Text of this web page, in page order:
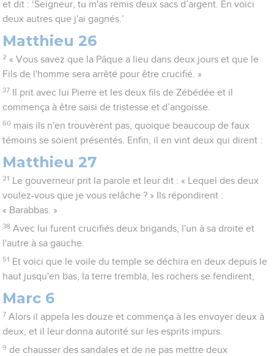
et dit : ‘Seigneur, tu m'as remis deux sacs d’argent. En voici
deux autres que j'ai gagnés.’
Matthieu 26
2 « Vous savez que la Pâque a lieu dans deux jours et que le
Fils de l'homme sera arrêté pour être crucifié. »
37
Il prit avec lui Pierre et les deux fils de Zébédée et il
commença à être saisi de tristesse et d’angoisse.
60 mais ils n'en trouvèrent pas, quoique beaucoup de faux
témoins se soient présentés. Enfin, il en vint deux qui dirent :
Matthieu 27
21
Le gouverneur prit la parole et leur dit : « Lequel des deux
voulez-vous que je vous relâche ? » Ils répondirent :
« Barabbas. »
38 Avec lui furent crucifiés deux brigands, l'un à sa droite et
l'autre à sa gauche.
51 Et voici que le voile du temple se déchira en deux depuis le
haut jusqu'en bas, la terre trembla, les rochers se fendirent,
Marc 6
7 Alors il appela les douze et commença à les envoyer deux à
deux, et il leur donna autorité sur les esprits impurs.
9 de chausser des sandales et de ne pas mettre deux